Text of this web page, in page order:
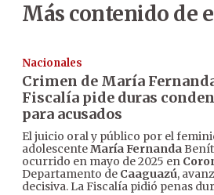
Más contenido de
Nacionales
Crimen de María
Fiscalía pide duras
para acusados
El juicio oral y público por el
adolescenteMaría Fernanda
ocurrido en mayo de 2025 en
Departamento de Caaguazú,
decisiva. La Fiscalía pidió penas